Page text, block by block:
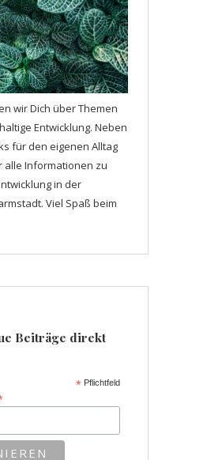
wir Dich über Themen
Entwicklung. Neben
für den eigenen Alltag
alle Informationen zu
in der
Viel Spaß beim
Beiträge direkt
* Pflichtfeld